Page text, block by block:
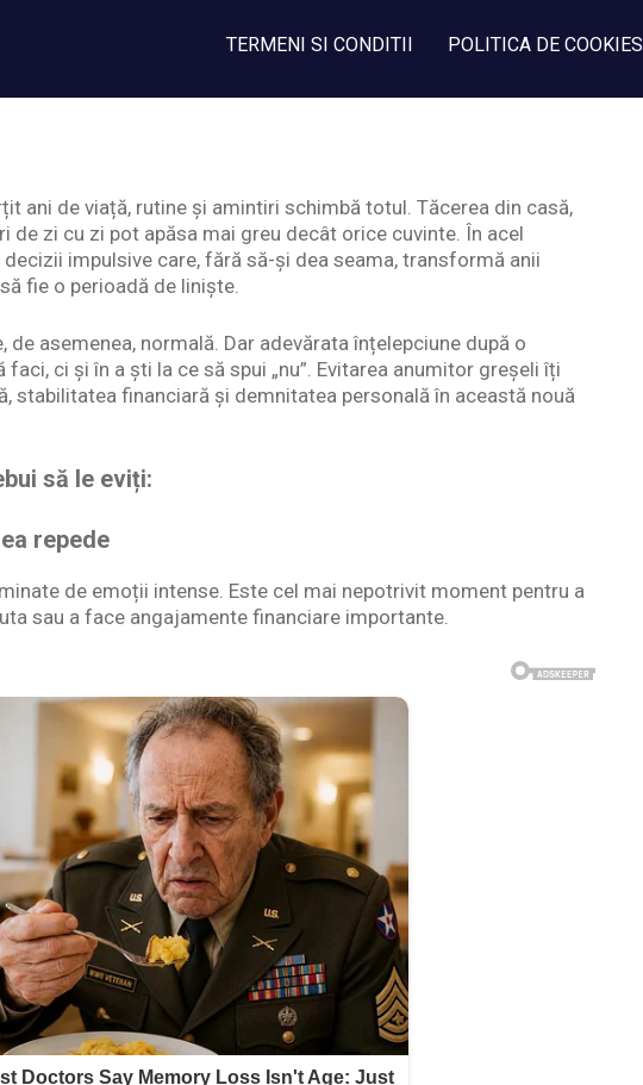
TERMENI SI CONDITII POLITICA DE COOKIES
ani de viață, rutine și amintiri schimbă totul. Tăcerea din casă,
zi cu zi pot apăsa mai greu decât orice cuvinte. În acel
impulsive care, fără să-și dea seama, transformă anii
fie o perioadă de liniște.
asemenea, normală. Dar adevărata înțelepciune după o
ci și în a ști la ce să spui „nu”. Evitarea anumitor greșeli îți
stabilitatea financiară și demnitatea personală în această nouă
să le eviți:
repede
de emoții intense. Este cel mai nepotrivit moment pentru a
sau a face angajamente financiare importante.